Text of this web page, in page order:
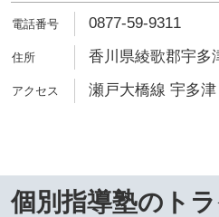
0877-59-9311
香川県綾歌郡宇多
瀬戸大橋線 宇多
個別指導塾のト